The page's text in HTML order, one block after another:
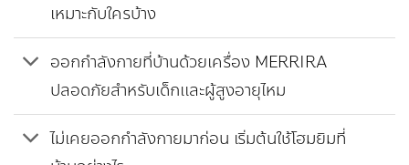
เหมาะกับใครบ้าง
ออกกำลังกายที่บ้านด้วยเครื่อง MERRIRA
ปลอดภัยสำหรับเด็กและผู้สูงอายุไหม
ไม่เคยออกกำลังกายมาก่อน เริ่มต้นใช้โฮมยิมที่